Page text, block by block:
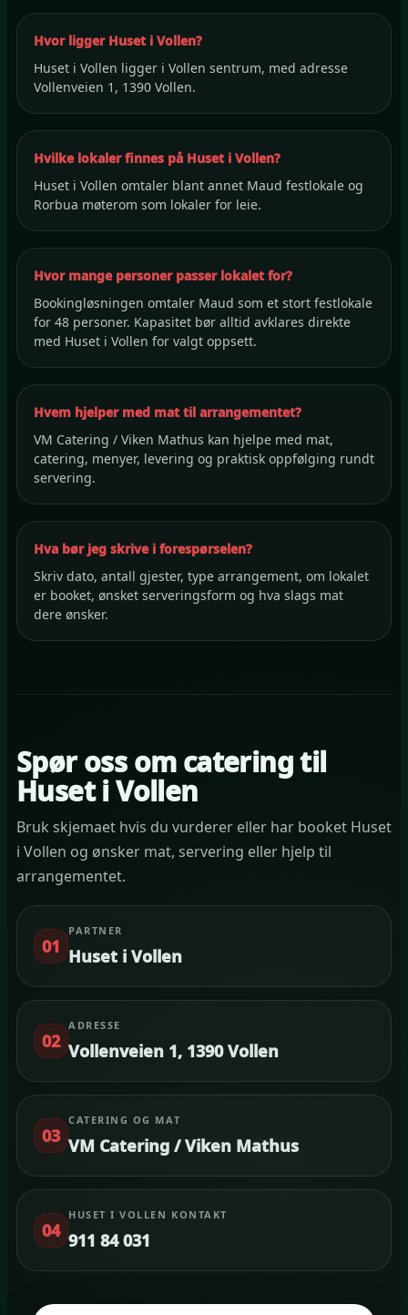
Hvor ligger Huset i Vollen?
Huset i Vollen ligger i Vollen sentrum, med adresse
Vollenveien 1, 1390 Vollen.
Hvilke lokaler finnes på Huset i Vollen?
Huset i Vollen omtaler blant annet Maud festlokale og
Rorbua møterom som lokaler for leie.
Hvor mange personer passer lokalet for?
Bookingløsningen omtaler Maud som et stort festlokale
for 48 personer. Kapasitet bør alltid avklares direkte
med Huset i Vollen for valgt oppsett.
Hvem hjelper med mat til arrangementet?
VM Catering / Viken Mathus kan hjelpe med mat,
catering, menyer, levering og praktisk oppfølging rundt
servering.
Hva bør jeg skrive i forespørselen?
Skriv dato, antall gjester, type arrangement, om lokalet
er booket, ønsket serveringsform og hva slags mat
dere ønsker.
Spør oss om catering til
Huset i Vollen
Bruk skjemaet hvis du vurderer eller har booket Huset
i Vollen og ønsker mat, servering eller hjelp til
arrangementet.
01
PARTNER
Huset i Vollen
02
ADRESSE
Vollenveien 1, 1390 Vollen
03
CATERING OG MAT
VM Catering / Viken Mathus
04
HUSET I VOLLEN KONTAKT
911 84 031